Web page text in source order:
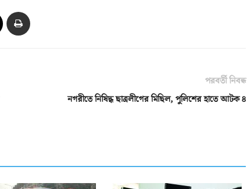
পরবর্তী নিবন্ধ
নগরীতে নিষিদ্ধ ছাত্রলীগের মিছিল, পুলিশের হাতে আটক ৪